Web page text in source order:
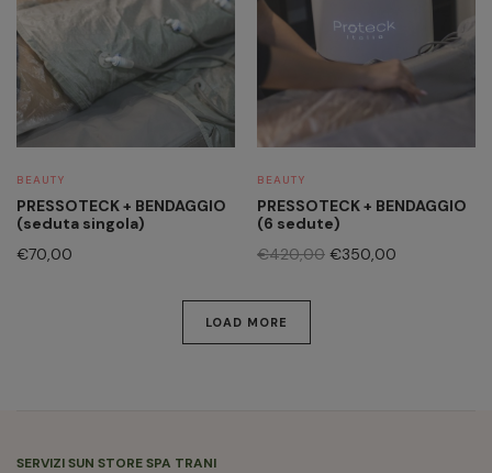
BEAUTY
PRESSOTECK + BENDAGGIO
(seduta singola)
€70,00
BEAUTY
PRESSOTECK + BENDAGGIO
(6 sedute)
€420,00 Il
€350,00
LOAD MORE
SERVIZI SUN STORE SPA TRANI